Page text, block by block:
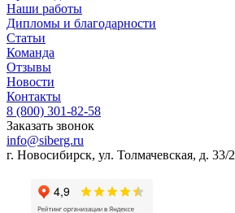
Наши работы
Дипломы и благодарности
Статьи
Команда
Отзывы
Новости
Контакты
8 (800) 301-82-58
Заказать звонок
info@siberg.ru
г. Новосибирск, ул. Толмачевская, д. 33/2